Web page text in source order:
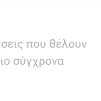
που θέλουν
σύγχρονα